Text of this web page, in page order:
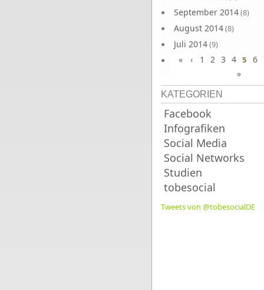
September 2014(8)
August 2014(8)
Juli 2014(9)
Juni 2014(8)
« ‹ 1 2 3 4 5 6
»
KATEGORIEN
Facebook
Infografiken
Social Media
Social Networks
Studien
tobesocial
Tweets von @tobesocialDE